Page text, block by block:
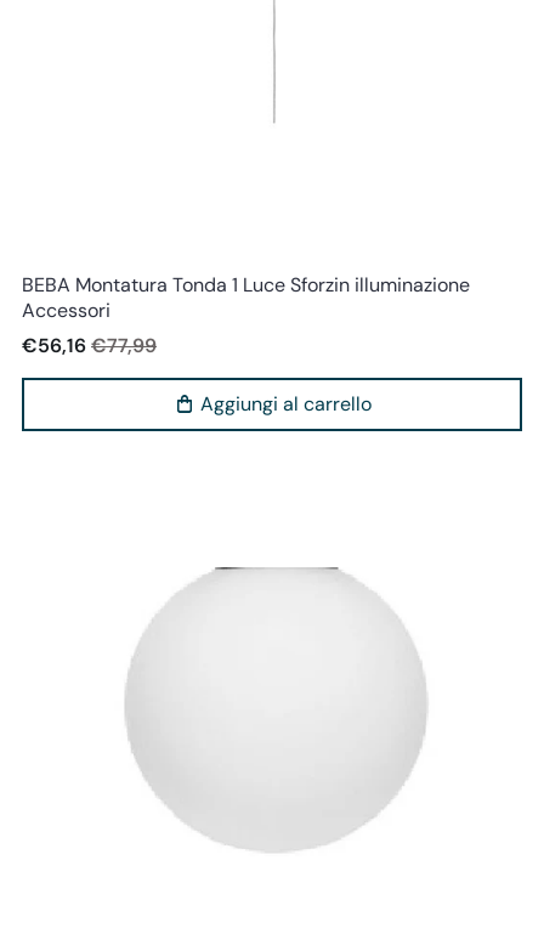
BEBA Montatura Tonda 1 Luce Sforzin illuminazione
Accessori
€56,16€77,99
Aggiungi al carrello